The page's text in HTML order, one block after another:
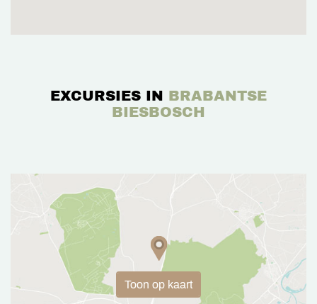
EXCURSIES IN
BRABANTSE
BIESBOSCH
Toon op kaart